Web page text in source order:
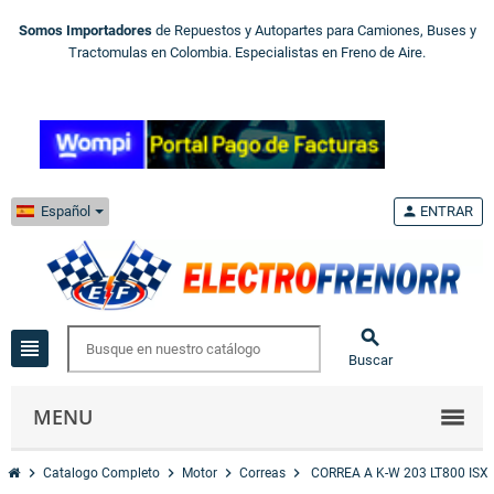
Somos Importadores de Repuestos y Autopartes para Camiones, Buses y
Tractomulas en Colombia. Especialistas en Freno de Aire.
Español
view_headline 
Buscar
person ENTRAR
MENU
chevron_right Catalogo Completo chevron_right Motor chevron_right Correas chevron_right CORREA A K-W 203 LT800 ISX